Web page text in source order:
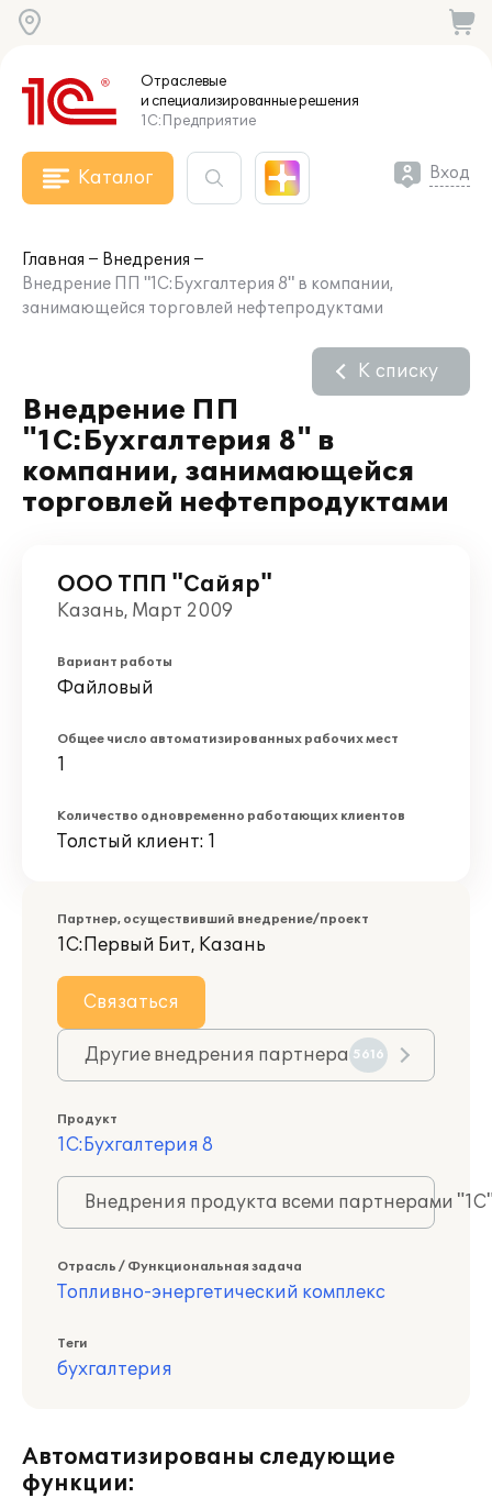
Отраслевые
и специализированныерешения
1С:Предприятие
Каталог Вход
Главная
Внедрения
Внедрение ПП "1C:Бухгалтерия 8" в компании,
занимающейся торговлей нефтепродуктами
Внедрение ПП
"1C:Бухгалтерия 8" в
компании, занимающейся
торговлей нефтепродуктами
К списку
ООО ТПП "Сайяр"
Казань, Март 2009
Вариант работы
Файловый
Общее число автоматизированных рабочих мест
1
Количество одновременно работающих клиентов
Толстый клиент: 1
Партнер, осуществивший внедрение/проект
1С:Первый Бит, Казань
Связаться
Другие внедрения партнера 5616
Продукт
1С:Бухгалтерия 8
Внедрения продукта всеми партнерами
Отрасль / Функциональная задача
Топливно-энергетический комплекс
Теги
бухгалтерия
Автоматизированы следующие
функции: